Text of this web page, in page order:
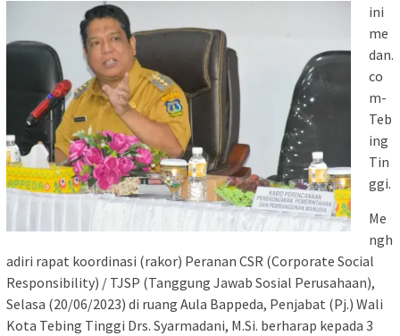
ini
me
dan.
co
m-
Teb
ing
Tin
ggi.
Me
ngh
adiri rapat koordinasi (rakor) Peranan CSR (Corporate Social
Responsibility) / TJSP (Tanggung Jawab Sosial Perusahaan),
Selasa (20/06/2023) di ruang Aula Bappeda, Penjabat (Pj.) Wali
Kota Tebing Tinggi Drs. Syarmadani, M.Si. berharap kepada 3